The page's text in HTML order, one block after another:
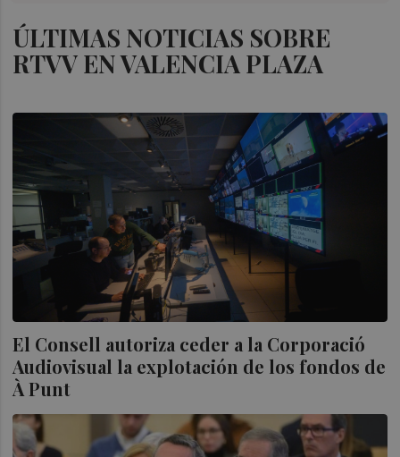
ÚLTIMAS NOTICIAS SOBRE
RTVV EN VALENCIA PLAZA
El Consell autoriza ceder a la Corporació
Audiovisual la explotación de los fondos de
À Punt